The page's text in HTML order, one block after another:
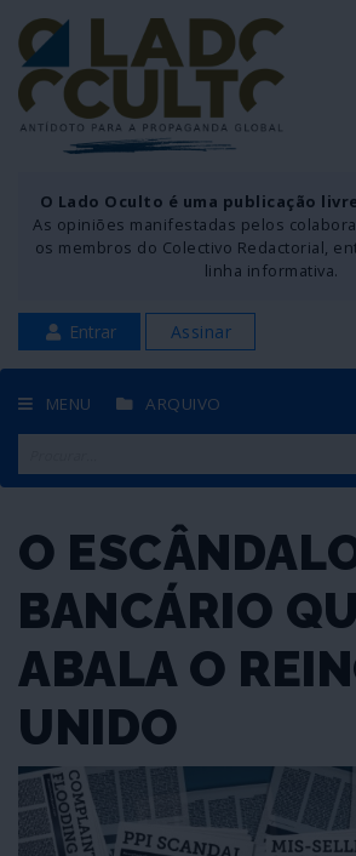
O Lado Oculto é uma publicação
As opiniões manifestadas pelos
os membros do Colectivo Redactorial,
linha informativa.
Entrar Assinar
MENU ARQUIVO
O
BANCÁRIO
ABALA O
UNIDO